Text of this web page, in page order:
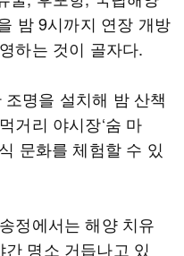
밤 9시까지 연장 개방
하는 것이 골자다.
명을 설치해 밤 산책
거리 야시장‘숨 마
문화를 체험할 수 있
정에서는 해양 치유
명소 거듭나고 있